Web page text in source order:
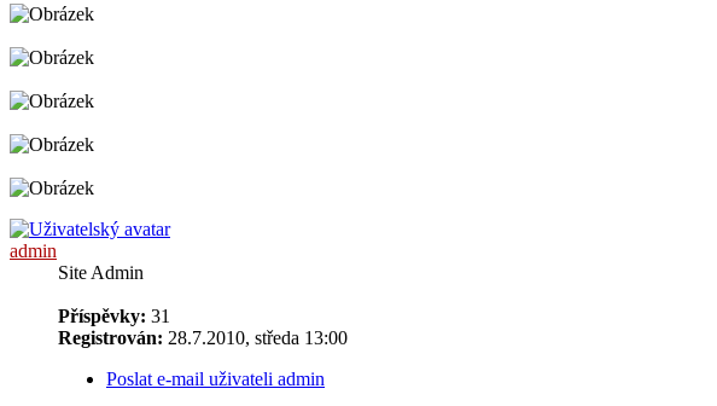
admin
Site Admin
Příspěvky: 31
Registrován: 28.7.2010, středa 13:00
Poslat e-mail uživateli admin